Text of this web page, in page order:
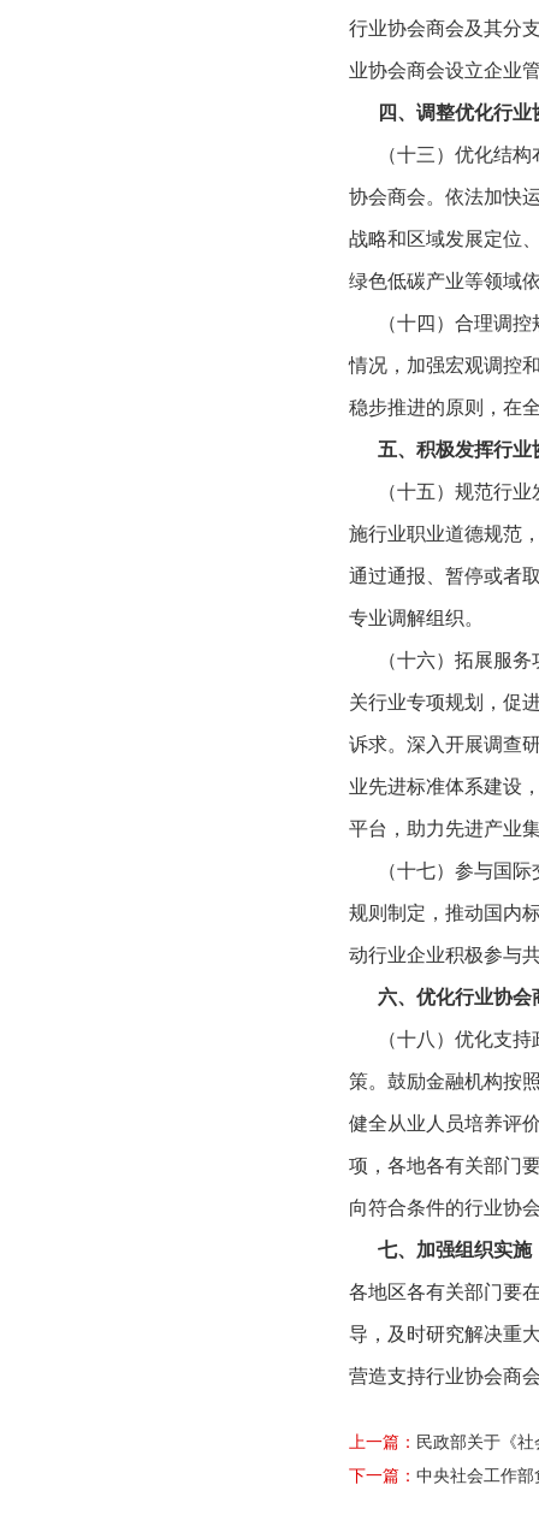
行业协会商会及其分
业协会商会设立企业
四、调整优化行业
（十三）优化结构
协会商会。依法加快
战略和区域发展定位
绿色低碳产业等领域
（十四）合理调控
情况，加强宏观调控
稳步推进的原则，在
五、积极发挥行业
（十五）规范行业
施行业职业道德规范
通过通报、暂停或者
专业调解组织。
（十六）拓展服务
关行业专项规划，促
诉求。深入开展调查
业先进标准体系建设
平台，助力先进产业
（十七）参与国际
规则制定，推动国内
动行业企业积极参与
六、优化行业协会
（十八）优化支持
策。鼓励金融机构按
健全从业人员培养评
项，各地各有关部门
向符合条件的行业协
七、加强组织实施
各地区各有关部门要
导，及时研究解决重
营造支持行业协会商
上一篇： 民政部关于《
下一篇： 中央社会工作